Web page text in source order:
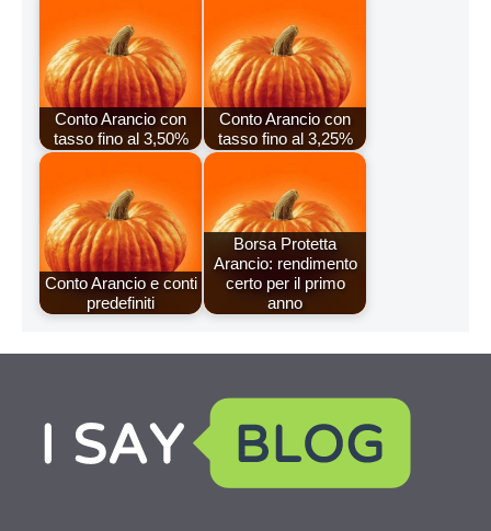
Conto Arancio con
tasso fino al 3,50%
Conto Arancio con
tasso fino al 3,25%
Conto Arancio e conti
predefiniti
Borsa Protetta
Arancio: rendimento
certo per il primo
anno